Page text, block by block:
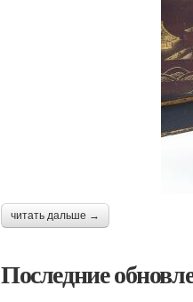
читать дальше →
Последние